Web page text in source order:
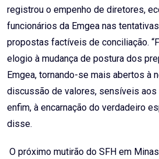
registrou o empenho de diretores,
funcionários da Emgea nas
propostas factíveis de conciliação.
elogio à mudança de postura dos
Emgea, tornando-se mais abertos à
discussão de valores, sensíveis
enfim, à encarnação do verdadeiro
disse.
O próximo mutirão do SFH em